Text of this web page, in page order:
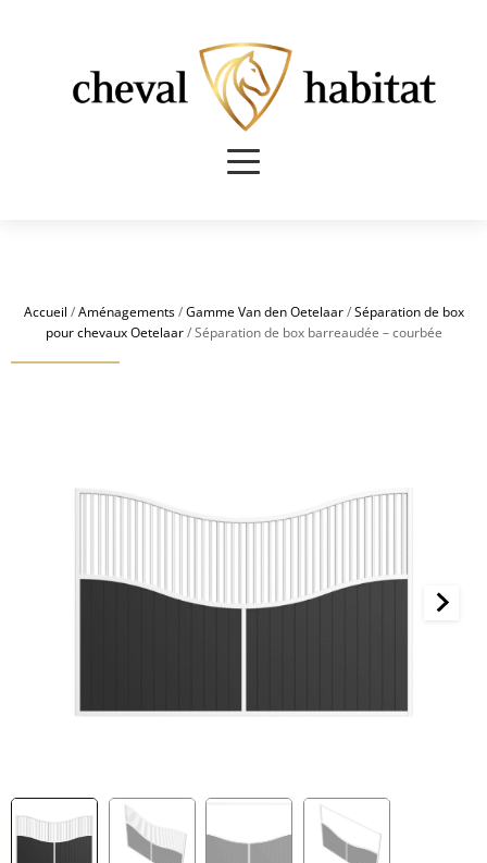
Accueil /Aménagements/Gamme Van den Oetelaar/Séparation de box
pour chevaux Oetelaar/ Séparation de box barreaudée – courbée